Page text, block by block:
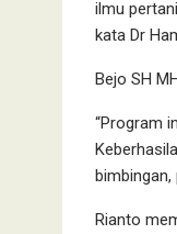
ilmu
kata Dr
Bejo SH
“Program
bimbingan,
Rianto